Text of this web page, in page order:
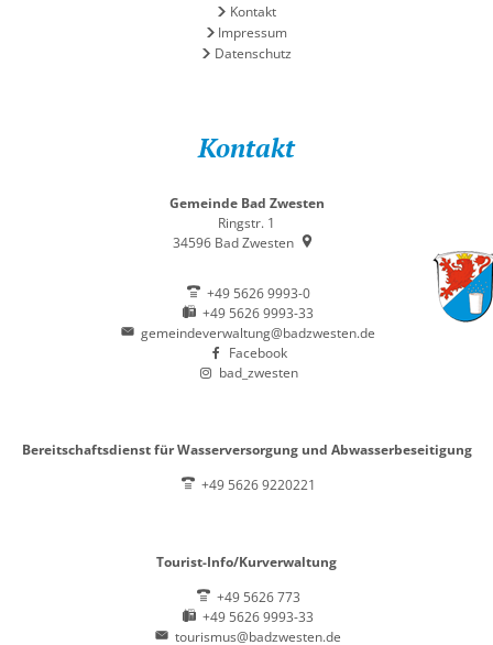
Kontakt
Impressum
Datenschutz
Kontakt
Gemeinde Bad Zwesten
Ringstr. 1
34596 Bad Zwesten
+49 5626 9993-0
+49 5626 9993-33
gemeindeverwaltung@badzwesten.de
Facebook
bad_zwesten
Bereitschaftsdienst für Wasserversorgung und Abwasserbeseitigung
+49 5626 9220221
Tourist-Info/Kurverwaltung
+49 5626 773
+49 5626 9993-33
tourismus@badzwesten.de